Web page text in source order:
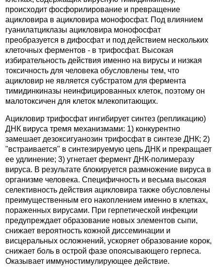
происходит фосфорилирование и превращение
ацикловира в ацикловира монофосфат. Под влиянием
гуанилатциклазы ацикловира монофосфат
преобразуется в дифосфат и под действием нескольких
клеточных ферментов - в трифосфат. Высокая
избирательность действия именно на вирусы и низкая
токсичность для человека обусловлены тем, что
ацикловир не является субстратом для фермента
тимидинкиназы неинфицированных клеток, поэтому он
малотоксичен для клеток млекопитающих.
Ацикловир трифосфат ингибирует синтез (репликацию)
ДНК вируса тремя механизмами: 1) конкурентно
замешает дезоксигуанозин трифосфат в синтезе ДНК; 2)
"встраивается" в синтезируемую цепь ДНК и прекращает
ее удлинение; 3) угнетает фермент ДНК-полимеразу
вируса. В результате блокируется размножение вируса в
организме человека. Специфичность и весьма высокая
селективность действия ацикловира также обусловлены
преимущественным его накоплением именно в клетках,
пораженных вирусами. При герпетической инфекции
предупреждает образование новых элементов сыпи,
снижает вероятность кожной диссеминации и
висцеральных осложнений, ускоряет образование корок,
снижает боль в острой фазе опоясывающего герпеса.
Оказывает иммуностимулирующее действие.